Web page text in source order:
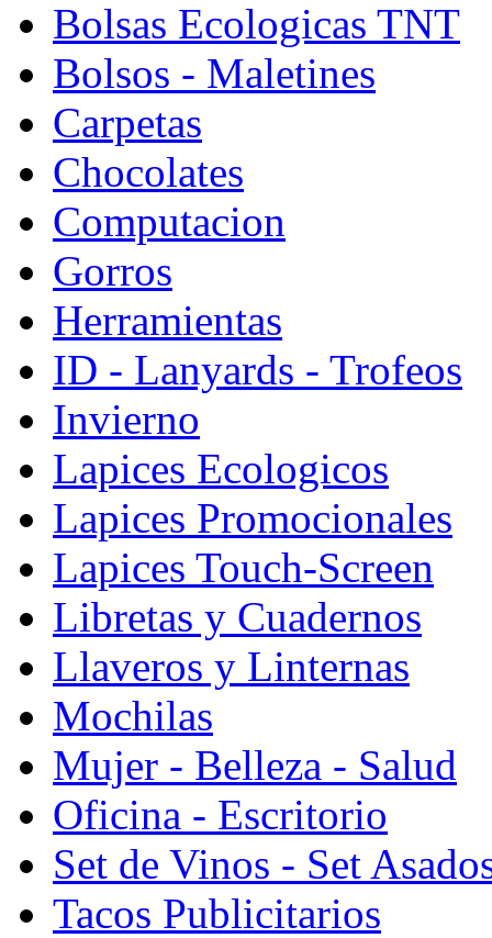
Bolsas Ecologicas TNT
Bolsos - Maletines
Carpetas
Chocolates
Computacion
Gorros
Herramientas
ID - Lanyards - Trofeos
Invierno
Lapices Ecologicos
Lapices Promocionales
Lapices Touch-Screen
Libretas y Cuadernos
Llaveros y Linternas
Mochilas
Mujer - Belleza - Salud
Oficina - Escritorio
Set de Vinos - Set
Tacos Publicitarios